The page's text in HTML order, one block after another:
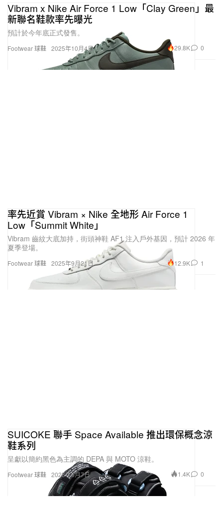
Footwear 球鞋
Vibram x Nike Air Force 1 Low「Clay Green」最
新聯名鞋款率先曝光
預計於今年底正式發售。
2025年10月4日 29.8K 0
Footwear 球鞋
率先近賞 Vibram × Nike 全地形 Air Force 1
Low「Summit White」
Vibram 齒紋大底加持，街頭神鞋 AF1 注入戶外基因，預計 2026 年
夏季登場。
2025年9月21日 12.9K 1
Footwear 球鞋
SUICOKE 聯手 Space Available 推出環保概念涼
鞋系列
呈獻以簡約黑色為主調的 DEPA 與 MOTO 涼鞋。
2025年5月7日 1.4K 0